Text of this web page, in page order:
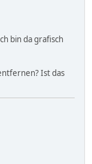
bin da grafisch
Ist das